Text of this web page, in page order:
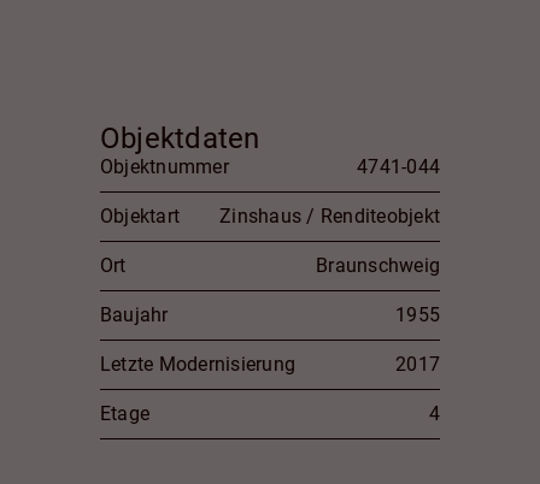
Objektdaten
Objektnummer 4741-044
Objektart Zinshaus / Renditeobjekt
Ort Braunschweig
Baujahr 1955
Letzte Modernisierung 2017
Etage 4